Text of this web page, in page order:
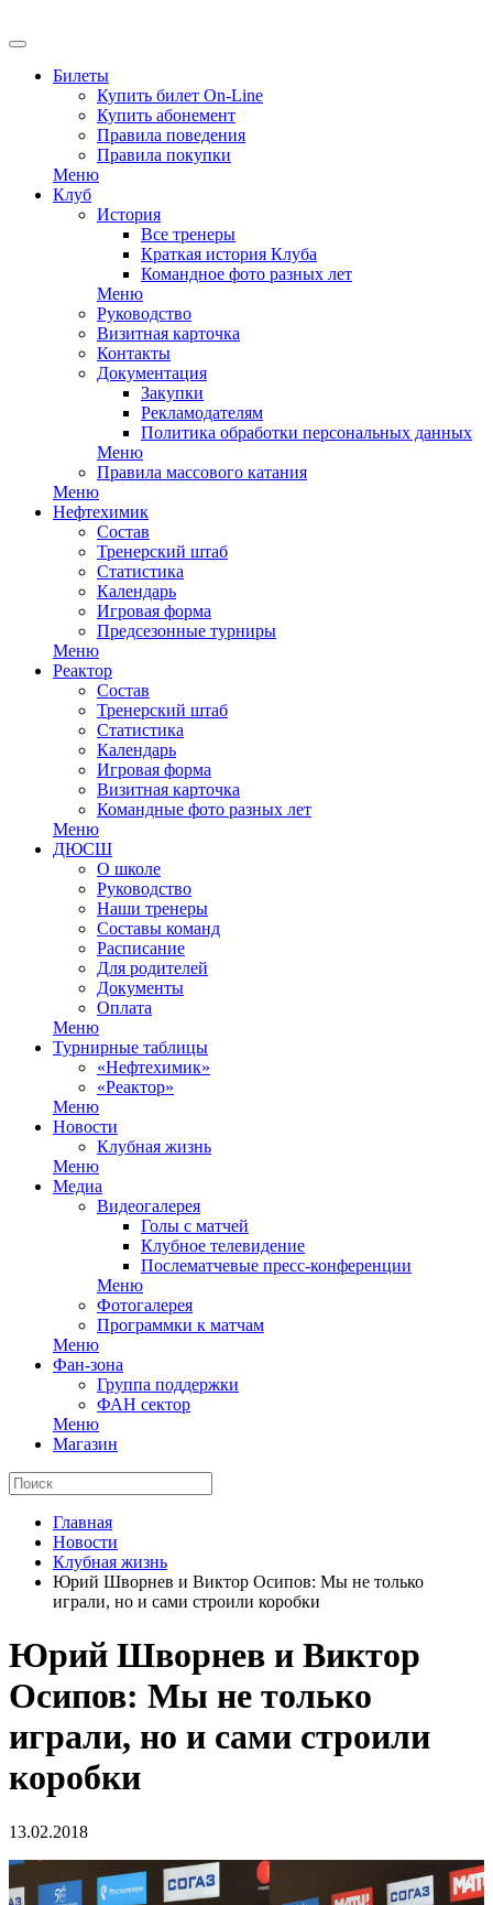
Билеты
Купить билет On-Line
Купить абонемент
Правила поведения
Правила покупки
Меню
Клуб
История
Все тренеры
Краткая история Клуба
Командное фото разных лет
Меню
Руководство
Визитная карточка
Контакты
Документация
Закупки
Рекламодателям
Политика обработки персональных данных
Меню
Правила массового катания
Меню
Нефтехимик
Состав
Тренерский штаб
Статистика
Календарь
Игровая форма
Предсезонные турниры
Меню
Реактор
Состав
Тренерский штаб
Статистика
Календарь
Игровая форма
Визитная карточка
Командные фото разных лет
Меню
ДЮСШ
О школе
Руководство
Наши тренеры
Составы команд
Расписание
Для родителей
Документы
Оплата
Меню
Турнирные таблицы
«Нефтехимик»
«Реактор»
Меню
Новости
Клубная жизнь
Меню
Медиа
Видеогалерея
Голы с матчей
Клубное телевидение
Послематчевые пресс-конференции
Меню
Фотогалерея
Программки к матчам
Меню
Фан-зона
Группа поддержки
ФАН сектор
Меню
Магазин
Главная
Новости
Клубная жизнь
Юрий Шворнев и Виктор Осипов: Мы не только
играли, но и сами строили коробки
Юрий Шворнев и Виктор
Осипов: Мы не только
играли, но и сами строили
коробки
13.02.2018